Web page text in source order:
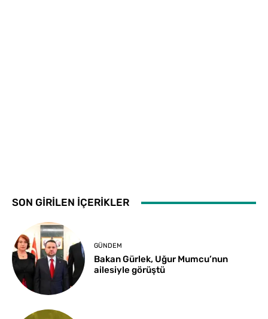
SON GİRİLEN İÇERİKLER
GÜNDEM
Bakan Gürlek, Uğur Mumcu’nun
ailesiyle görüştü